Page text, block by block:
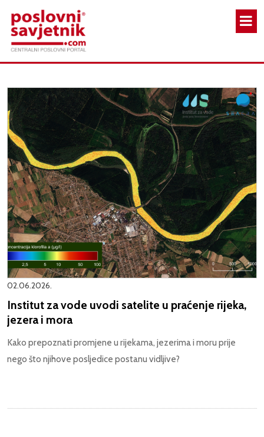
02.06.2026.
Institut za vode uvodi satelite u praćenje rijeka,
jezera i mora
Kako prepoznati promjene u rijekama, jezerima i moru prije
nego što njihove posljedice postanu vidljive?